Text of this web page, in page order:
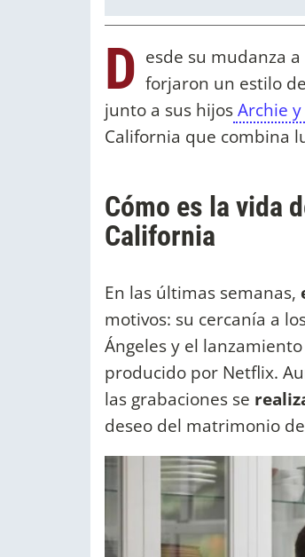
D esde su mudanza
forjaron un estilo
junto a sus hijosArchie
California que combina
Cómo es la vida
California
En las últimas semanas,
motivos: su cercanía a
Ángeles y el
producido por Netflix.
las grabaciones se
deseo del matrimonio